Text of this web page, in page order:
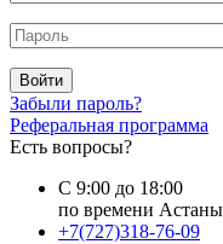
Войти
Забыли пароль?
Реферальная программа
Есть вопросы?
С 9:00 до 18:00
по времени Астаны
+7(727)318-76-09